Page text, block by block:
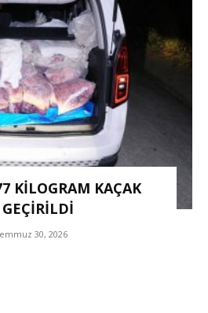
KİLOGRAM KAÇAK
30, 2026